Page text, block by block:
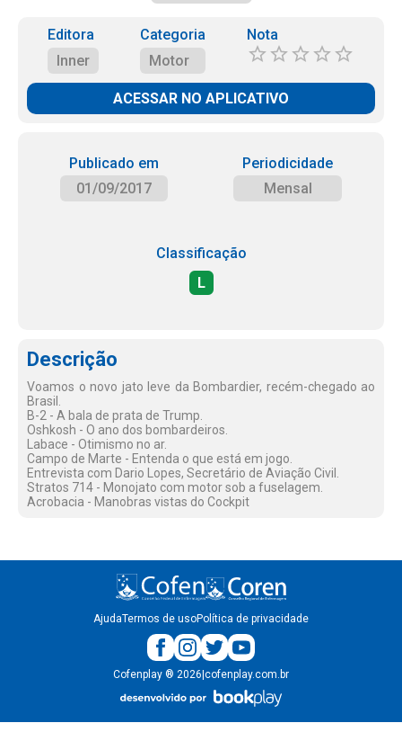
Editora
Inner
Categoria
Motor
Nota
ACESSAR NO APLICATIVO
Publicado em
01/09/2017
Periodicidade
Mensal
Classificação
L
Descrição
Voamos o novo jato leve da Bombardier, recém-chegado ao
Brasil.
B-2 - A bala de prata de Trump.
Oshkosh - O ano dos bombardeiros.
Labace - Otimismo no ar.
Campo de Marte - Entenda o que está em jogo.
Entrevista com Dario Lopes, Secretário de Aviação Civil.
Stratos 714 - Monojato com motor sob a fuselagem.
Acrobacia - Manobras vistas do Cockpit
AjudaTermos de usoPolítica de privacidade
Cofenplay ® 2026 cofenplay.com.br